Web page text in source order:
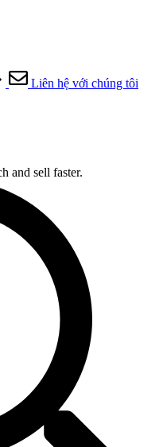
Liên hệ với chúng tôi
and sell faster.